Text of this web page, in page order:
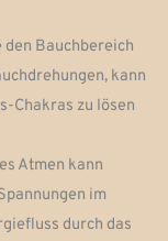
den Bauchbereich
kann
Chakras zu lösen
Atmen kann
im
durch das